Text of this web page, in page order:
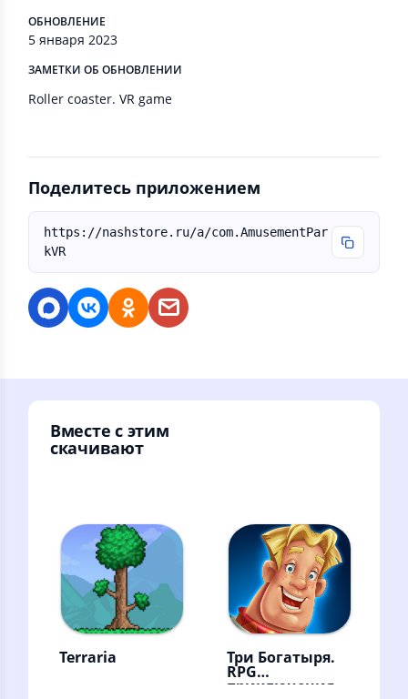
ОБНОВЛЕНИЕ
5 января 2023
ЗАМЕТКИ ОБ ОБНОВЛЕНИИ
Roller coaster. VR game
Поделитесь приложением
https://nashstore.ru/a/com.AmusementPar
kVR
Вместе с этим
скачивают
Terraria Три Богатыря.
RPG
приключения